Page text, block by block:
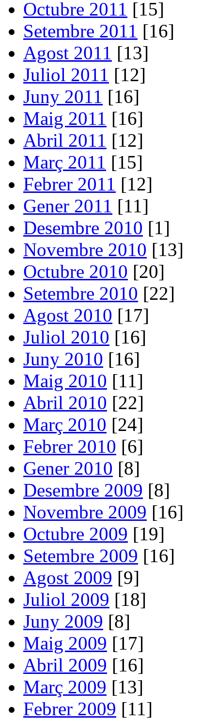
Octubre 2011 [15]
Setembre 2011 [16]
Agost 2011 [13]
Juliol 2011 [12]
Juny 2011 [16]
Maig 2011 [16]
Abril 2011 [12]
Març 2011 [15]
Febrer 2011 [12]
Gener 2011 [11]
Desembre 2010 [1]
Novembre 2010 [13]
Octubre 2010 [20]
Setembre 2010 [22]
Agost 2010 [17]
Juliol 2010 [16]
Juny 2010 [16]
Maig 2010 [11]
Abril 2010 [22]
Març 2010 [24]
Febrer 2010 [6]
Gener 2010 [8]
Desembre 2009 [8]
Novembre 2009 [16]
Octubre 2009 [19]
Setembre 2009 [16]
Agost 2009 [9]
Juliol 2009 [18]
Juny 2009 [8]
Maig 2009 [17]
Abril 2009 [16]
Març 2009 [13]
Febrer 2009 [11]